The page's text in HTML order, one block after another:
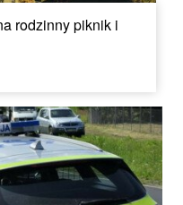
rodzinny piknik i